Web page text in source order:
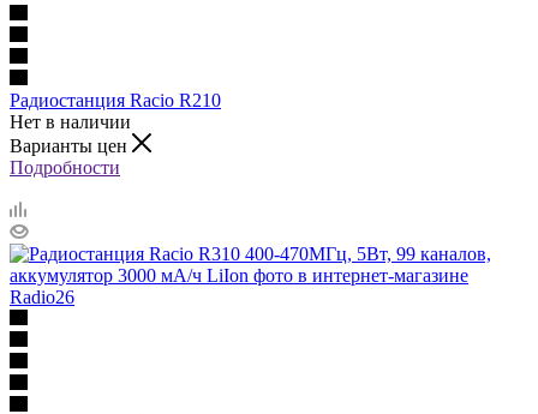
Радиостанция Racio R210
Нет в наличии
Варианты цен
Подробности